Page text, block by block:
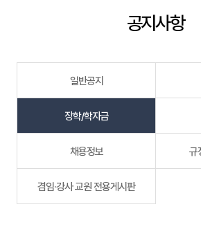
공지사항
일반공지
장학/학자금
채용정보 규
겸임·강사 교원 전용게시판